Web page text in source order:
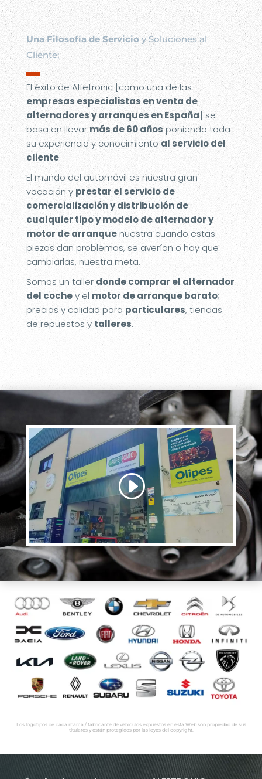
Una Filosofía de Servicioy Soluciones al
Cliente;
▬
El éxito de Alfetronic [como una de las
empresas especialistas en venta de
alternadores y arranques en España] se
basa en llevarmás de 60 añosponiendo toda
su experiencia y conocimiento al servicio del
cliente.
El mundo del automóvil es nuestra gran
vocación y prestar el servicio de
comercialización y distribución de
cualquier tipo y modelo de alternador y
motor de arranquenuestra cuando estas
piezas dan problemas, se averían o hay que
cambiarlas, nuestra meta.
Somos un taller donde comprar el alternador
del cochey el motor de arranque barato;
precios y calidad para particulares, tiendas
de repuestos y talleres.
Los logotipos de cada marca / fabricante de vehículos expuestos en esta Web son propiedad de sus
titulares y están protegidos por las leyes del copyright.